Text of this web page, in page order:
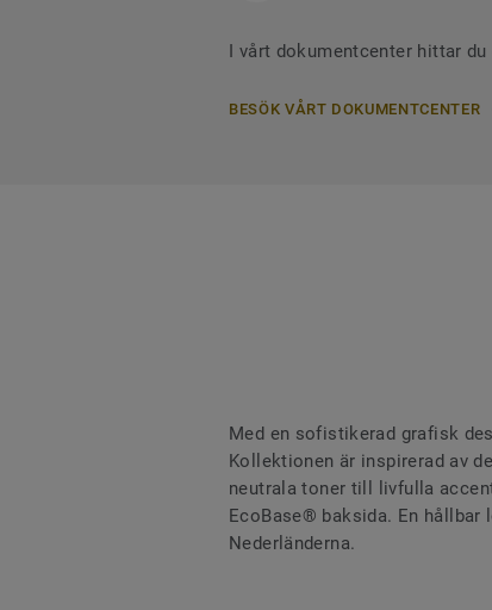
I vårt dokumentcenter hittar
BESÖK VÅRT DOKUMENTCENTER
Med en sofistikerad grafisk
Kollektionen är inspirerad av
neutrala toner till livfulla
EcoBase® baksida. En hållbar
Nederländerna.